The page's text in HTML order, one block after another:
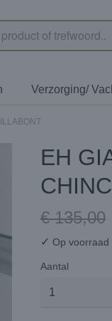
Verzorging/
EH
€ 135,00
✓ Op voorraad
Aantal